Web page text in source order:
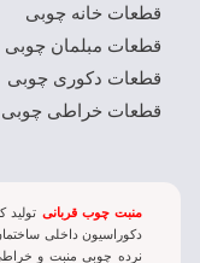
قطعات خانه چوبی
قطعات مبلمان چوبی
قطعات دکوری چوبی
قطعات خراطی چوبی
منبت چوب قربانی تولید
دکوراسيون داخلی
نرده چوبی منبت و